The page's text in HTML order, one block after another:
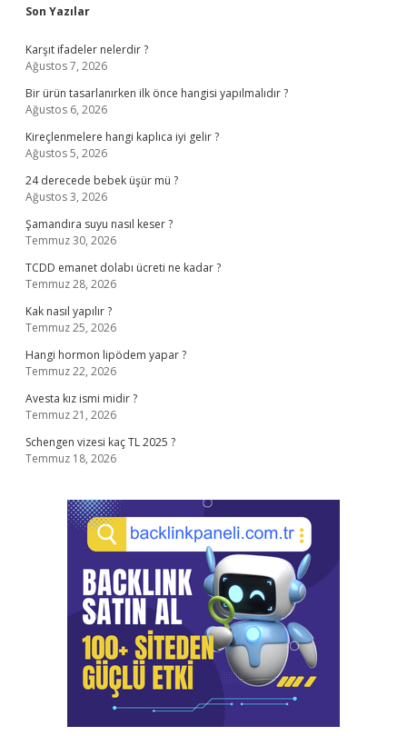
Sidebar
Son Yazılar
Karşıt ifadeler nelerdir ?
Ağustos 7, 2026
Bir ürün tasarlanırken ilk önce hangisi yapılmalıdır ?
Ağustos 6, 2026
Kireçlenmelere hangi kaplıca iyi gelir ?
Ağustos 5, 2026
24 derecede bebek üşür mü ?
Ağustos 3, 2026
Şamandıra suyu nasıl keser ?
Temmuz 30, 2026
TCDD emanet dolabı ücreti ne kadar ?
Temmuz 28, 2026
Kak nasıl yapılır ?
Temmuz 25, 2026
Hangi hormon lipödem yapar ?
Temmuz 22, 2026
Avesta kız ismi midir ?
Temmuz 21, 2026
Schengen vizesi kaç TL 2025 ?
Temmuz 18, 2026